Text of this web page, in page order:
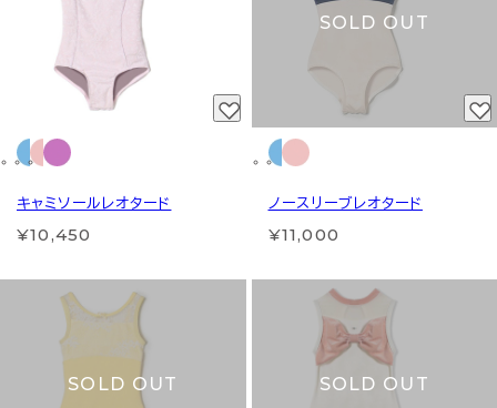
キャミソールレオタード
¥10,450
SOLD OUT
ノースリーブレオタード
¥11,000
SOLD OUT SOLD OUT